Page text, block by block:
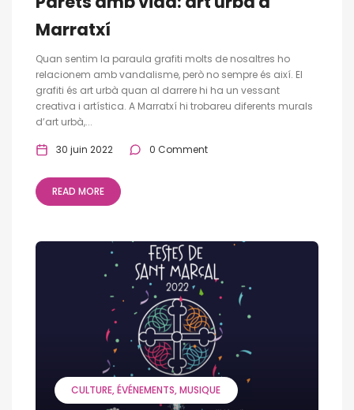
Marratxí
Quan sentim la paraula grafiti molts de nosaltres ho
relacionem amb vandalisme, però no sempre és així. El
grafiti és art urbà quan al darrere hi ha un vessant
creativa i artística. A Marratxí hi trobareu diferents murals
d’art urbà,...
30 juin 2022 0 Comment
READ MORE
CULTURE ÉVÉNEMENTS MUSIQUE